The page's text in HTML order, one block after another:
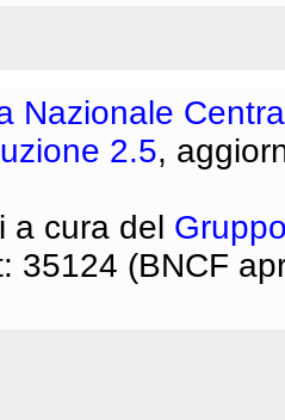
Nazionale
2.5,
a cura del
35124 (BNCF